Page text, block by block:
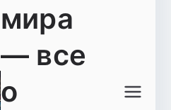
мира
— все
о